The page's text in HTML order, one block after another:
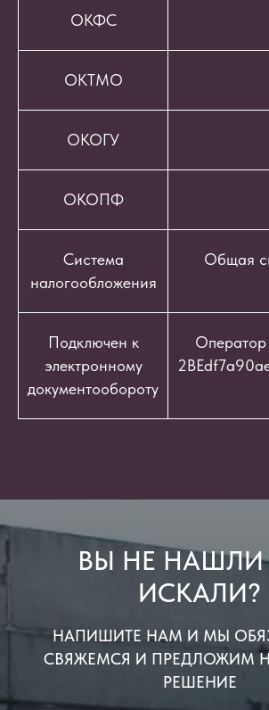
ОКФС
ОКТМО
ОКОГУ
ОКОПФ
Система
налогообложения
Общая
Подключен к
электронному
документообороту
ВЫ НЕ НАШЛИ
ИСКАЛИ?
НАПИШИТЕ НАМ И МЫ
СВЯЖЕМСЯ И ПРЕДЛОЖИМ
РЕШЕНИЕ